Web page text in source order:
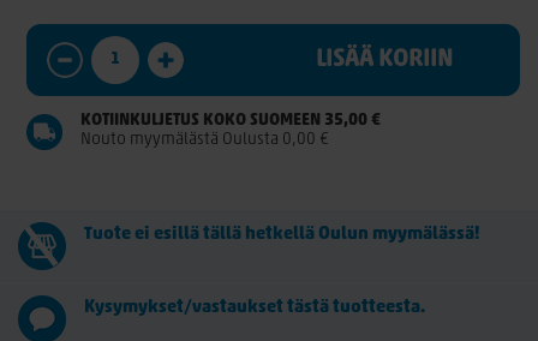
LISÄÄ KORIIN
KOTIINKULJETUS KOKO SUOMEEN 35,00 €
Nouto myymälästä Oulusta 0,00 €
Tuote ei esillä tällä hetkellä Oulun myymälässä!
Kysymykset/vastaukset tästä tuotteesta.